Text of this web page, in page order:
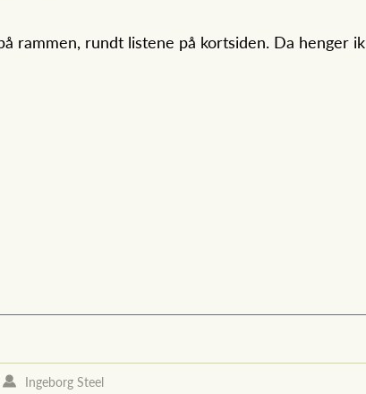
rammen, rundt listene på kortsiden. Da henger
Ingeborg Steel